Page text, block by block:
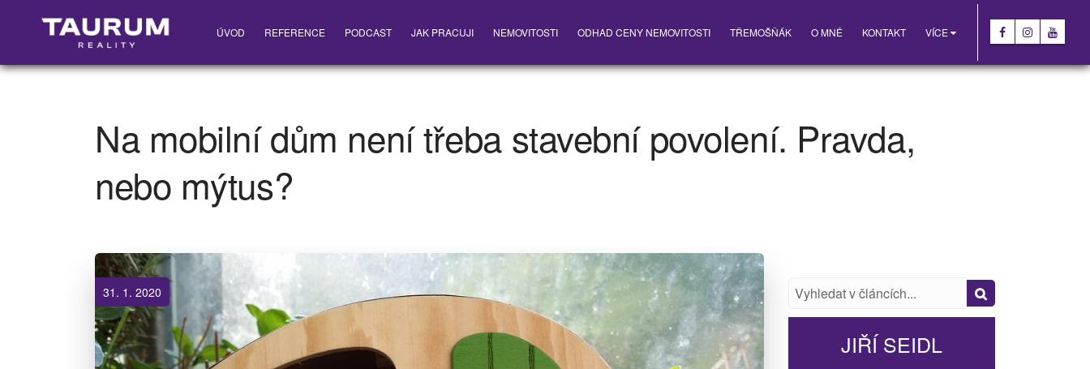
ÚVOD REFERENCE PODCAST JAK PRACUJI NEMOVITOSTI ODHAD CENY NEMOVITOSTI TŘEMOŠŇÁK O MNĚ KONTAKT VÍCE
Na mobilní dům není třeba stavební povolení. Pravda,
nebo mýtus?
31. 1. 2020
JIŘÍ SEIDL